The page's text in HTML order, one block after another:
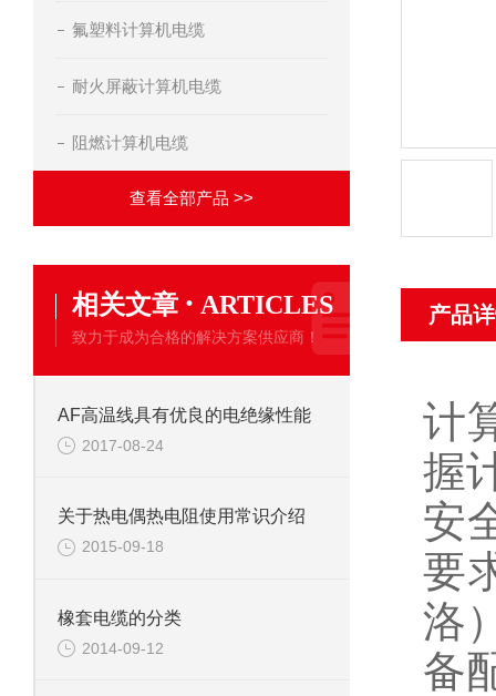
氟塑料计算机电缆
耐火屏蔽计算机电缆
阻燃计算机电缆
查看全部产品 >>
相关文章 · ARTICLES
致力于成为合格的解决方案供应商！
AF高温线具有优良的电绝缘性能
2017-08-24
关于热电偶热电阻使用常识介绍
2015-09-18
橡套电缆的分类
2014-09-12
产品
计
握
安
要
洛
备